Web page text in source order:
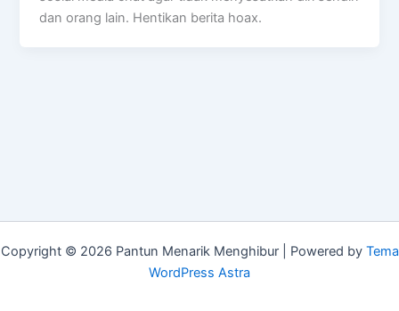
dan orang lain. Hentikan berita hoax.
Copyright © 2026 Pantun Menarik Menghibur | Powered by Tema
WordPress Astra